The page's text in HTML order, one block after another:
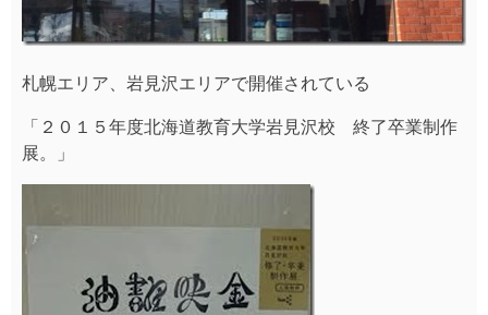
札幌エリア、岩見沢エリアで開催されている
「２０１５年度北海道教育大学岩見沢校 終了卒業制作
展。」